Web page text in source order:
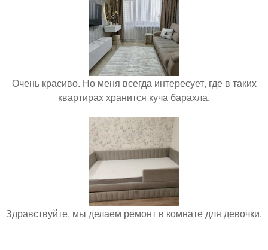
Очень красиво. Но меня всегда интересует, где в таких
квартирах хранится куча барахла.
Здравствуйте, мы делаем ремонт в комнате для девочки.